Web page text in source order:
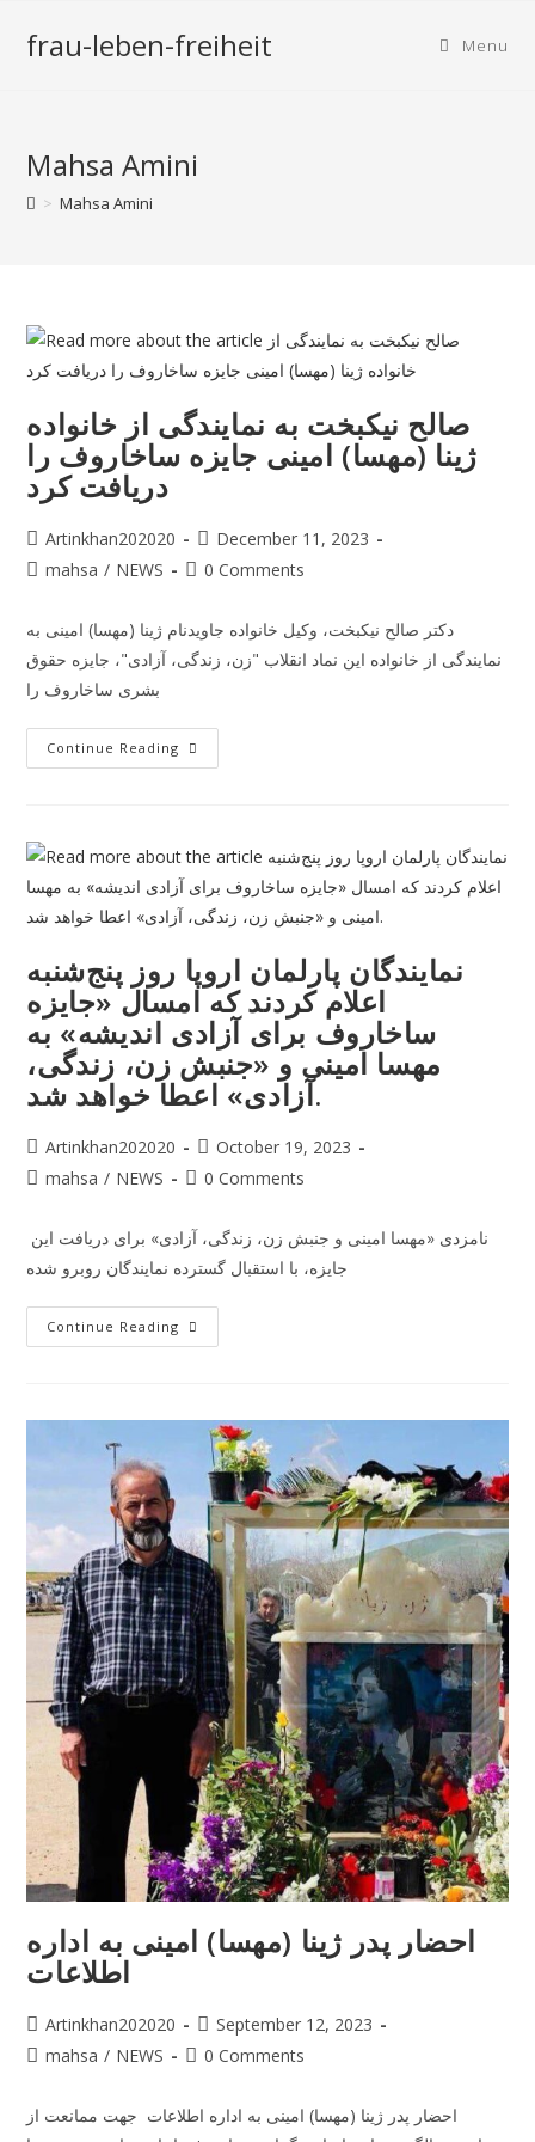
frau-leben-freiheit Menu
Mahsa Amini
> Mahsa Amini
صالح نیکبخت به نمایندگی از خانواده
ژینا (مهسا) امینی جایزه ساخاروف را
دریافت کرد
Artinkhan202020
December 11, 2023
mahsa / NEWS 0 Comments
دکتر صالح نیکبخت، وکیل خانواده جاویدنام ژینا (مهسا) امینی به
نمایندگی از خانواده این نماد انقلاب "زن، زندگی، آزادی"، جایزه حقوق
بشری ساخاروف را
Continue Reading
نمایندگان پارلمان اروپا روز پنج‌شنبه
اعلام کردند که امسال «جایزه
ساخاروف برای آزادی اندیشه» به
مهسا امینی و «جنبش زن، زندگی،
آزادی» اعطا خواهد شد.
Artinkhan202020
October 19, 2023
mahsa / NEWS 0 Comments
جایزه، با استقبال گسترده‌ نمایندگان روبرو شده
Continue Reading
احضار پدر ژینا (مهسا) امینی به اداره
اطلاعات
Artinkhan202020
September 12, 2023
mahsa / NEWS 0 Comments
احضار پدر ژینا (مهسا) امینی به اداره اطلاعات جهت ممانعت از